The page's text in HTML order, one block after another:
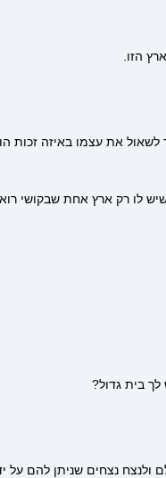
הזו.
את עצמו באיזה זכות
לו רק ארץ אחת שבקושי
בית גדול?
נצחים שניתן להם על